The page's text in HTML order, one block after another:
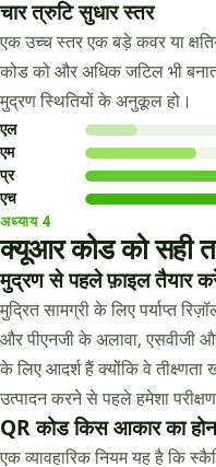
चार त्रुटि सुधार स्तर
एक उच्च स्तर एक बड़े कवर या
कोड को और अधिक जटिल भी
मुद्रण स्थितियों के अनुकूल हो।
एल
एम
प्र
एच
अध्याय 4
क्यूआर कोड को सही
मुद्रण से पहले फ़ाइल तैयार
मुद्रित सामग्री के लिए पर्याप्त
और पीएनजी के अलावा, एसवीजी
के लिए आदर्श हैं क्योंकि वे
उत्पादन करने से पहले हमेशा
QR कोड किस आकार का
एक व्यावहारिक नियम यह है कि